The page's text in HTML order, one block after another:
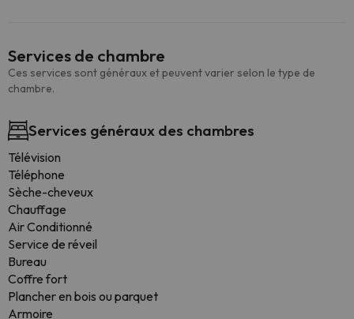
Services de chambre
Ces services sont généraux et peuvent varier selon le type de
chambre.
Services généraux des chambres
Télévision
Téléphone
Sèche-cheveux
Chauffage
Air Conditionné
Service de réveil
Bureau
Coffre fort
Plancher en bois ou parquet
Armoire